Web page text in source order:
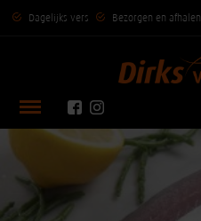
Dagelijks vers Bezorgen en afhalen